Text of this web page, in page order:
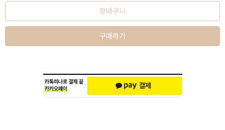
장바구니
구매하기